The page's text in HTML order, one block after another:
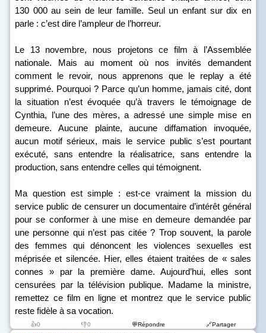
130 000 au sein de leur famille. Seul un enfant sur dix en
parle : c’est dire l’ampleur de l’horreur.
Le 13 novembre, nous projetons ce film à l’Assemblée
nationale. Mais au moment où nos invités demandent
comment le revoir, nous apprenons que le replay a été
supprimé. Pourquoi ? Parce qu’un homme, jamais cité, dont
la situation n’est évoquée qu’à travers le témoignage de
Cynthia, l’une des mères, a adressé une simple mise en
demeure. Aucune plainte, aucune diffamation invoquée,
aucun motif sérieux, mais le service public s’est pourtant
exécuté, sans entendre la réalisatrice, sans entendre la
production, sans entendre celles qui témoignent.
Ma question est simple : est-ce vraiment la mission du
service public de censurer un documentaire d’intérêt général
pour se conformer à une mise en demeure demandée par
une personne qui n’est pas citée ? Trop souvent, la parole
des femmes qui dénoncent les violences sexuelles est
méprisée et silencée. Hier, elles étaient traitées de « sales
connes » par la première dame. Aujourd’hui, elles sont
censurées par la télévision publique. Madame la ministre,
remettez ce film en ligne et montrez que le service public
reste fidèle à sa vocation.
👍0 👎0 💬Répondre 🔗Partager